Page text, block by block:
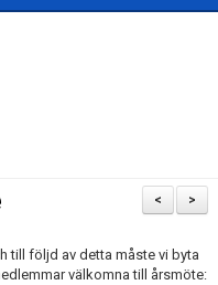
>
<
till följd av detta måste vi byta
välkomna till årsmöte: